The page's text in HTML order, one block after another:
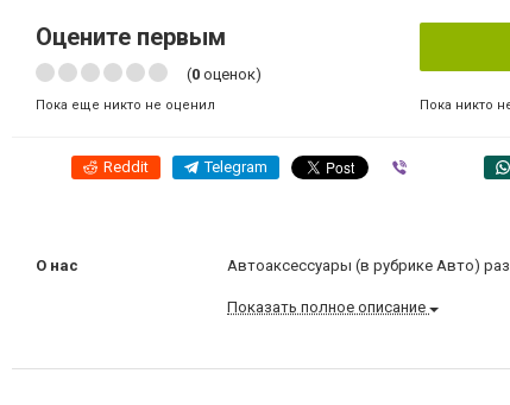
Оцените первым
(0 оценок)
Пока еще никто не оценил Пока никто
Reddit Telegram
О нас Автоаксессуары (в рубрике Авто)
Показать полное описание